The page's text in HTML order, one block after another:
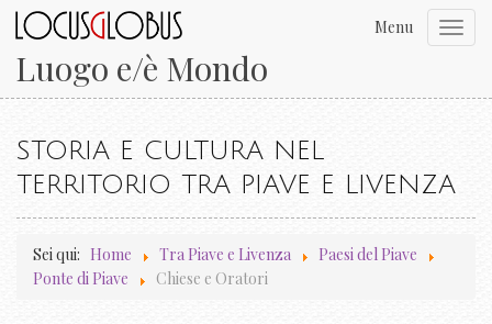
Luogo e/è Mondo
Menu
STORIA E CULTURA NEL
TERRITORIO TRA PIAVE E LIVENZA
Sei qui: Home Tra Piave e Livenza
Paesi del Piave
Ponte di Piave
Chiese e Oratori